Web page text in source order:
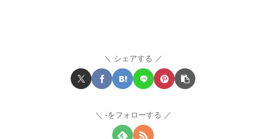
シェアする
-をフォローする